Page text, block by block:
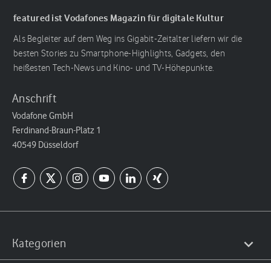
featured ist Vodafones Magazin für digitale Kultur
Als Begleiter auf dem Weg ins Gigabit-Zeitalter liefern wir die
besten Stories zu Smartphone-Highlights, Gadgets, den
heißesten Tech-News und Kino- und TV-Höhepunkte.
Anschrift
Vodafone GmbH
Ferdinand-Braun-Platz 1
40549 Düsseldorf
Kategorien